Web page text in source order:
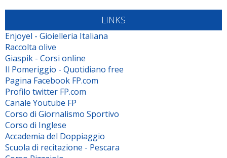
LINKS
Enjoyel - Gioielleria Italiana
Raccolta olive
Giaspik - Corsi online
Il Pomeriggio - Quotidiano free
Pagina Facebook FP.com
Profilo twitter FP.com
Canale Youtube FP
Corso di Giornalismo Sportivo
Corso di Inglese
Accademia del Doppiaggio
Scuola di recitazione - Pescara